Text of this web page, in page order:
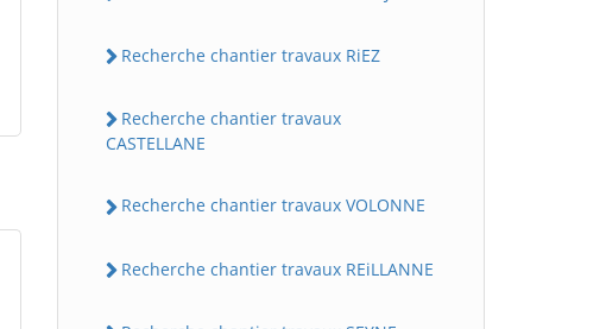
Recherche chantier travaux RiEZ
Recherche chantier travaux
CASTELLANE
Recherche chantier travaux VOLONNE
Recherche chantier travaux REiLLANNE